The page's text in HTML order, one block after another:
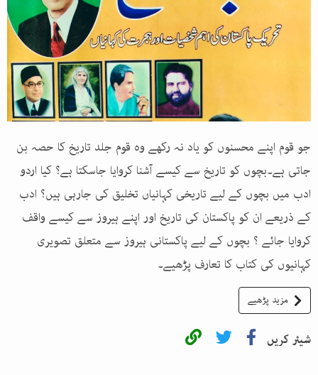
جو قوم اپنے محسنوں کو یاد نہ رکھے وہ قوم جلد تاریخ کا حصہ بن
جاتی ہے۔بچوں کو تاریخ سے کیسے آشنا کروایا جاسکتا ہے؟ کیا اردو
ادب میں بچوں کے لیے تاریخی کہانیاں تخلیق کی جارہی ہیں؟ ادب
کے ذریعے ان کو پاکستان کی تاریخ اور اپنے ہیروز سے کیسے واقف
کروایا جائے ؟ بچوں کے لیے پاکستانی ہیروز سے متعلق تصویری
کہانیوں کی کتاب کا تعارف پڑھیے۔
مزید پڑھیے
شیئر کریں